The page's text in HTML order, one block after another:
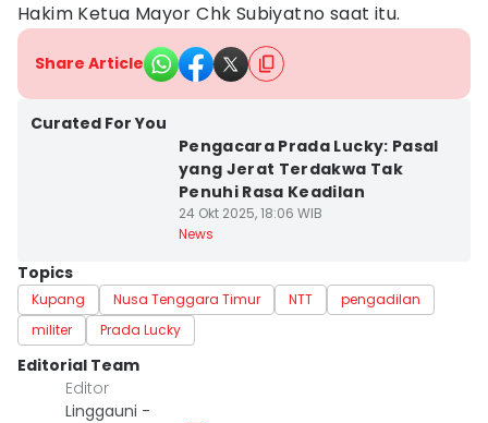
Hakim Ketua Mayor Chk Subiyatno saat itu.
Share Article
Curated For You
Pengacara Prada Lucky: Pasal
yang Jerat Terdakwa Tak
Penuhi Rasa Keadilan
24 Okt 2025, 18:06 WIB
News
Topics
Kupang Nusa Tenggara Timur NTT
pengadilan
militer
Prada Lucky
Editorial Team
Editor
Linggauni -